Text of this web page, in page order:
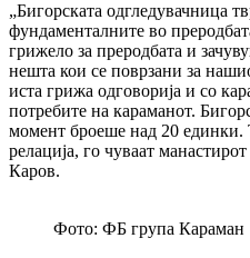
„Бигорската одгледувачница
фундаменталните во
грижело за преродбата и
нешта кои се поврзани за
иста грижа одговорија и со
потребите на караманот.
момент броеше над 20 единки.
релација, го чуваат
Каров.
Фото: ФБ група Караман